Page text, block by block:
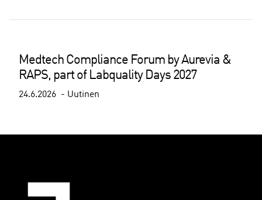
Medtech Compliance Forum by Aurevia &
RAPS, part of Labquality Days 2027
24.6.2026 Uutinen